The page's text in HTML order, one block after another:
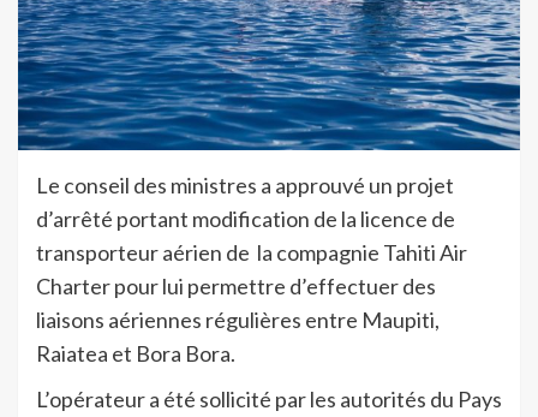
Le conseil des ministres a approuvé un projet
d’arrêté portant modification de la licence de
transporteur aérien de la compagnie Tahiti Air
Charter pour lui permettre d’effectuer des
liaisons aériennes régulières entre Maupiti,
Raiatea et Bora Bora.
L’opérateur a été sollicité par les autorités du Pays